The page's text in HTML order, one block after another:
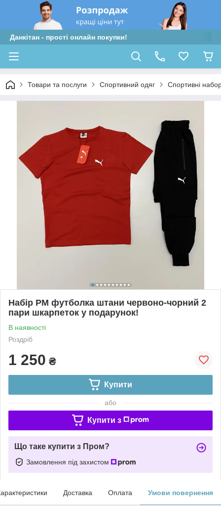
Данкітан - прості онлайн покупки!
Товари та послуги Спортивний одяг Спортивні
Набір PM футболка штани червоно-чорний 2
пари шкарпеток у подарунок!
В наявності
Роздріб
1 250 ₴
Купити
або
Купити з
Що таке купити з Пром?
Замовлення під захистом
Доставка Оплата Умови повернення